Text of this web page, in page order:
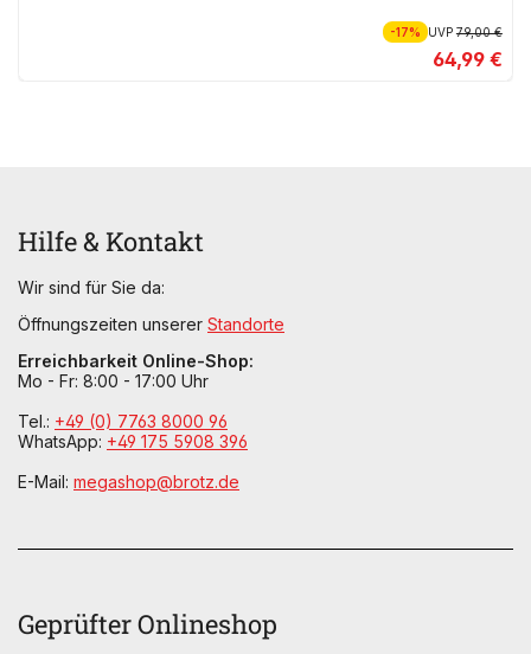
-17% UVP79,00 €
64,99 €
Hilfe & Kontakt
Wir sind für Sie da:
Öffnungszeiten unserer Standorte
Erreichbarkeit Online-Shop:
Mo - Fr: 8:00 - 17:00 Uhr
Tel.: +49 (0) 7763 8000 96
WhatsApp: +49 175 5908 396
E-Mail: megashop@brotz.de
Geprüfter Onlineshop